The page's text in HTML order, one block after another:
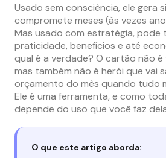
Usado sem consciência, ele gera
compromete meses (às vezes
Mas usado com estratégia, pode
praticidade, benefícios e até
qual é a verdade? O cartão não
mas também não é herói que vai
orçamento do mês quando tudo
Ele é uma ferramenta, e como
depende do uso que você faz
O que este artigo aborda: